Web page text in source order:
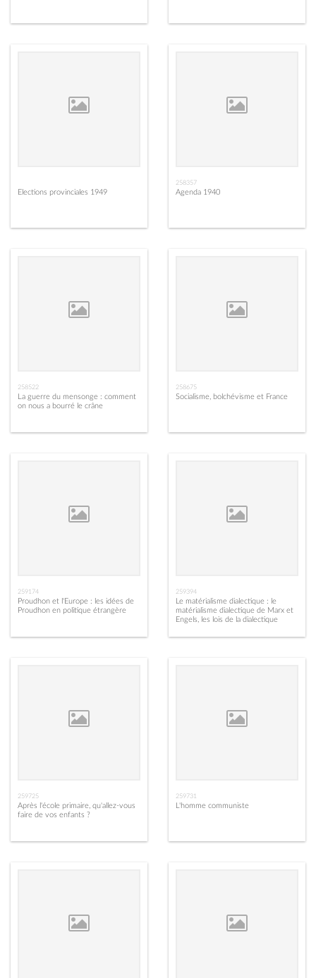
Elections provinciales 1949
258357
Agenda 1940
258522
La guerre du mensonge : comment
on nous a bourré le crâne
258675
Socialisme, bolchévisme et France
259174
Proudhon et l'Europe : les idées de
Proudhon en politique étrangère
259394
Le matérialisme dialectique : le
matérialisme dialectique de Marx et
Engels, les lois de la dialectique
259725
Après l'école primaire, qu'allez-vous
faire de vos enfants ?
259731
L'homme communiste